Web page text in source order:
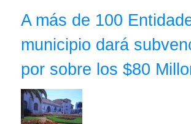
A más de 100
municipio dará
por sobre los $80